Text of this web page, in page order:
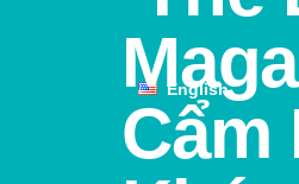
English